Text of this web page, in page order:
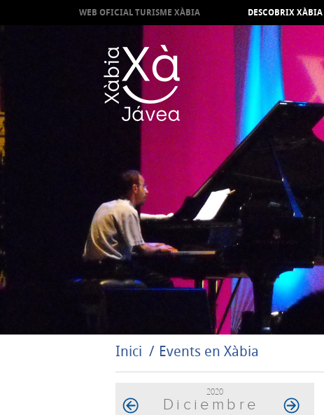
WEB OFICIAL TURISME XÀBIA DESCOBRIX XÀBIA
Inici Events en Xàbia
2020
Diciembre